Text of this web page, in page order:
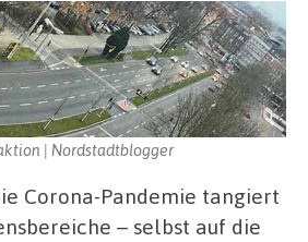
| Nordstadtblogger
Corona-Pandemie tangiert
– selbst auf die